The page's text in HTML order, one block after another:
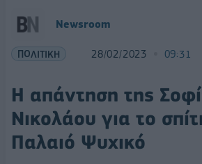
Newsroom
ΠΟΛΙΤΙΚΗ 28/02/2023 09:31
Η απάντηση της
Νικολάου για το
Παλαιό Ψυχικό